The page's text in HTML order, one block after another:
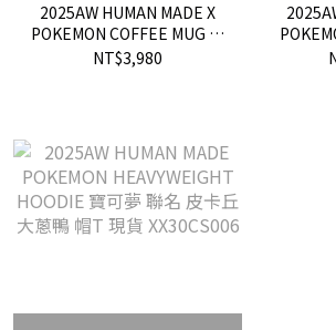
2025AW HUMAN MADE X
POKEMON COFFEE MUG 寶
可夢 皮卡丘 馬克杯 杯子 愛
NT$3,980